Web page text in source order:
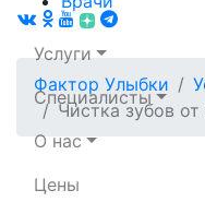
Услуги
Специалисты
О нас
Цены
Фактор Улыбки
Чистка зубов